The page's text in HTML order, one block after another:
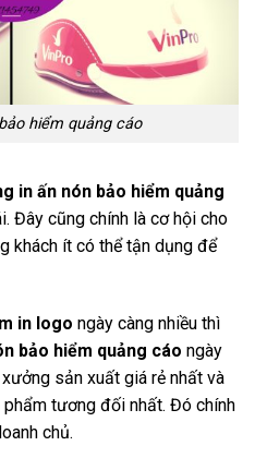
hiểm quảng cáo
in ấn nón bảo hiểm quảng
Đây cũng chính là cơ hội cho
khách ít có thể tận dụng để
in logo ngày càng nhiều thì
bảo hiểm quảng cáo ngày
sản xuất giá rẻ nhất và
tương đối nhất. Đó chính
chủ.